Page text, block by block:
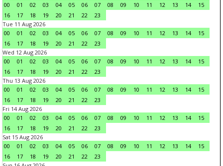
00
01 02 03 04 05 06 07 08 09 10 11 12 13 14
15
16
17 18 19 20 21 22
23
Tue 11 Aug 2026
00
01 02 03 04 05 06 07 08 09 10 11 12 13 14
15
16
17 18 19 20 21 22
23
Wed 12 Aug 2026
00
01 02 03 04 05 06 07 08 09 10 11 12 13 14
15
16
17 18 19 20 21 22
23
Thu 13 Aug 2026
00
01 02 03 04 05 06 07 08 09 10 11 12 13 14
15
16
17 18 19 20 21 22
23
Fri 14 Aug 2026
00
01 02 03 04 05 06 07 08 09 10 11 12 13 14
15
16
17 18 19 20 21 22
23
Sat 15 Aug 2026
00
01 02 03 04 05 06 07 08 09 10 11 12 13 14
15
16
17 18 19 20 21 22
23